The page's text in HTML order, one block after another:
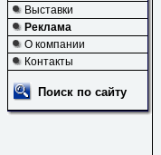
Выставки
Реклама
О компании
Контакты
Поиск по сайту